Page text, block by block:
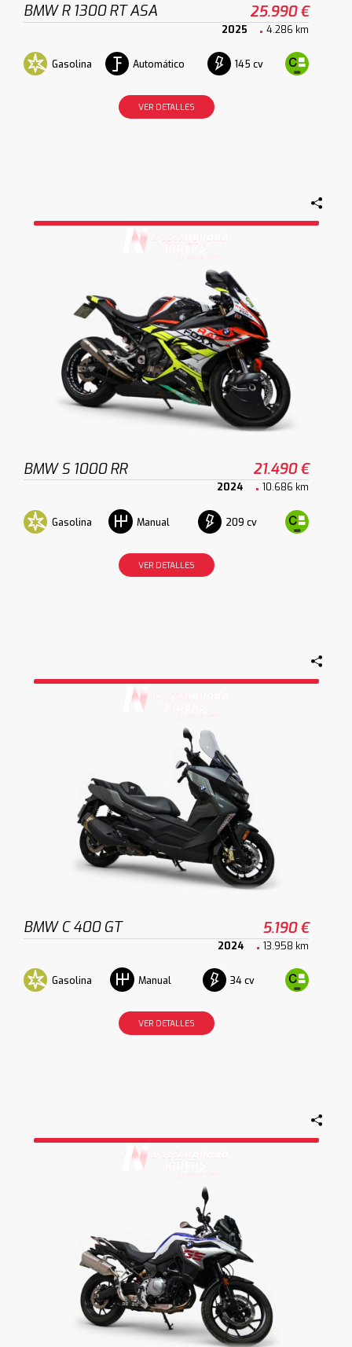
BMW R 1300 RT ASA 25.990 €
2025 4.286 km
Gasolina Automático 145 cv
VER DETALLES
BMW S 1000 RR 21.490 €
2024 10.686 km
Gasolina Manual 209 cv
VER DETALLES
BMW C 400 GT 5.190 €
2024 13.958 km
Gasolina Manual 34 cv
VER DETALLES